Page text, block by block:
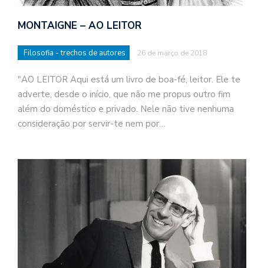
MONTAIGNE – AO LEITOR
Filosofia - trechos de autores 26 de março de 2018
"AO LEITOR Aqui está um livro de boa-fé, leitor. Ele te
adverte, desde o início, que não me propus outro fim
além do doméstico e privado. Nele não tive nenhuma
consideração por servir-te nem por…